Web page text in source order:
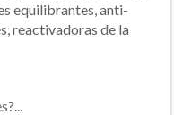
equilibrantes, anti-
reactivadoras de la